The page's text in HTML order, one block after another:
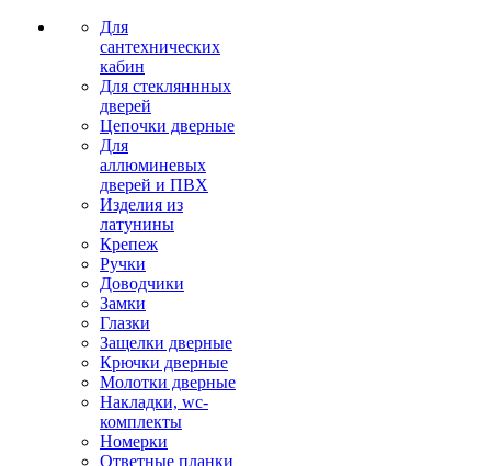
Для
сантехнических
кабин
Для стекляннных
дверей
Цепочки дверные
Для
аллюминевых
дверей и ПВХ
Изделия из
латунины
Крепеж
Ручки
Доводчики
Замки
Глазки
Защелки дверные
Крючки дверные
Молотки дверные
Накладки, wc-
комплекты
Номерки
Ответные планки